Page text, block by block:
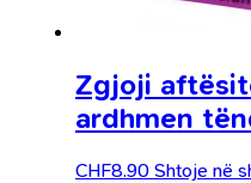
Zgjoji
ardhmen
CHF8.90 Shtoje në